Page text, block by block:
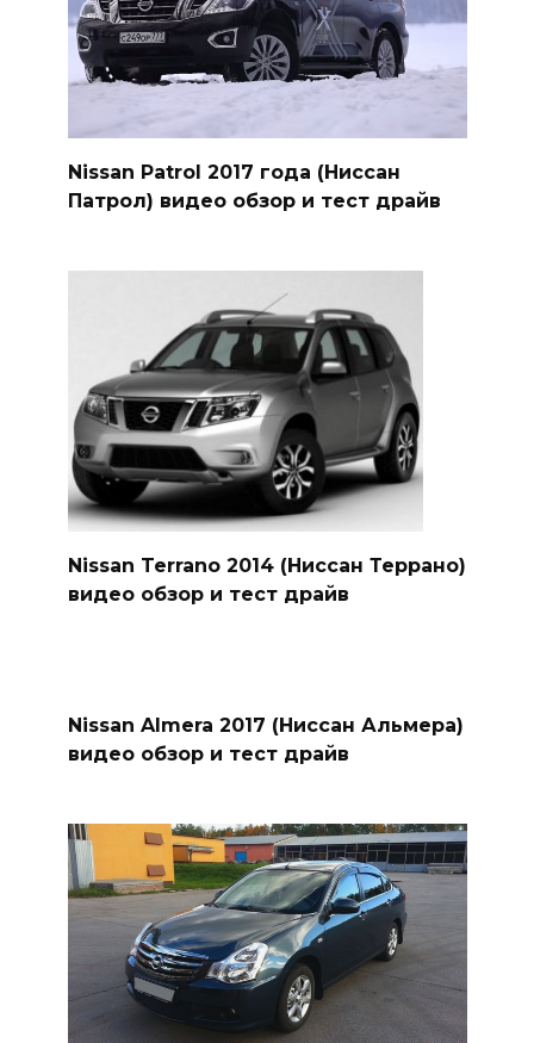
Nissan Patrol 2017 года (Ниссан
Патрол) видео обзор и тест драйв
Nissan Terrano 2014 (Ниссан Террано)
видео обзор и тест драйв
Nissan Almera 2017 (Ниссан Альмера)
видео обзор и тест драйв